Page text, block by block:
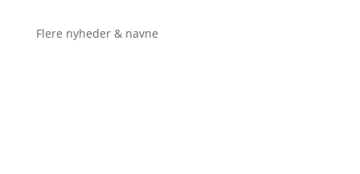
Flere nyheder & navne